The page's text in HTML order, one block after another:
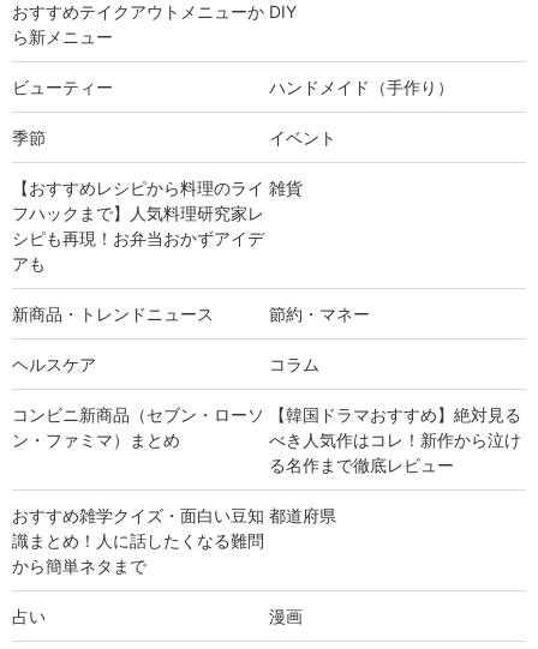
おすすめテイクアウトメニューか
ら新メニュー
DIY
ビューティー ハンドメイド（手作り）
季節 イベント
【おすすめレシピから料理のライ
フハックまで】人気料理研究家レ
シピも再現！お弁当おかずアイデ
アも
雑貨
新商品・トレンドニュース 節約・マネー
ヘルスケア コラム
コンビニ新商品（セブン・ローソ
ン・ファミマ）まとめ
【韓国ドラマおすすめ】絶対見る
べき人気作はコレ！新作から泣け
る名作まで徹底レビュー
おすすめ雑学クイズ・面白い豆知
識まとめ！人に話したくなる難問
から簡単ネタまで
都道府県
占い 漫画